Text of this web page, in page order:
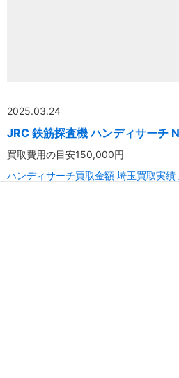
2025.03.24
JRC 鉄筋探査機 ハンディサーチ
買取費用の目安150,000円
ハンディサーチ買取金額 埼玉買取実績